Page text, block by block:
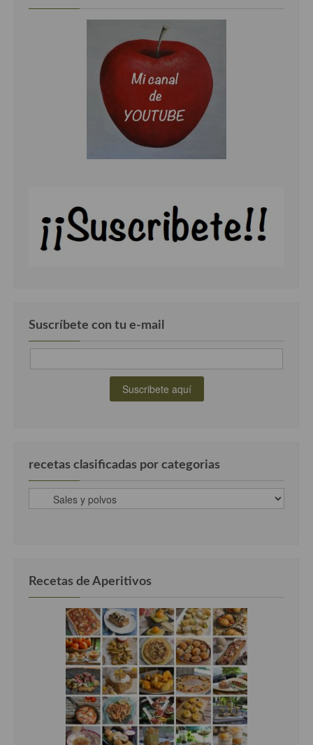
Suscríbete con tu e-mail
recetas clasificadas por categorias
recetas
clasificadas
Recetas de Aperitivos